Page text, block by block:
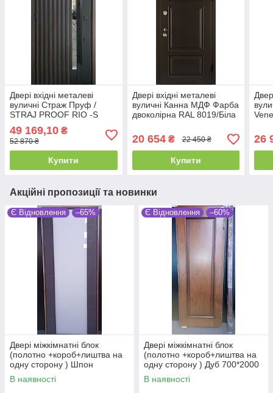
Двері вхідні металеві
вуличні Страж Пруф /
STRAJ PROOF RIO -S
LOFT Дуб/Білий 970х2040
Ліве/Праве
49 169,10 ₴
52 870 ₴
Купити
Двері вхідні металеві
вуличні Канна МДФ Фарба
двоколірна RAL 8019/Біла
850/950х2040х100 Ліве/
Праве
20 654₴ 22 450 ₴
Купити
870/
26
Акційні пропозиції та новинки
Є Відновлення –65%
Двері міжкімнатні блок
(полотно +короб+лиштва на
одну сторону ) Шпон
800*2000
В наявності
Є Відновлення –60%
Двері міжкімнатні блок
(полотно +короб+лиштва на
одну сторону ) Дуб 700*2000
В наявності